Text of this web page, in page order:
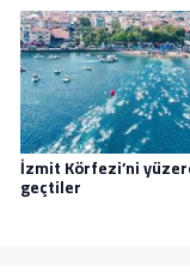
İzmit Körfezi’ni
geçtiler